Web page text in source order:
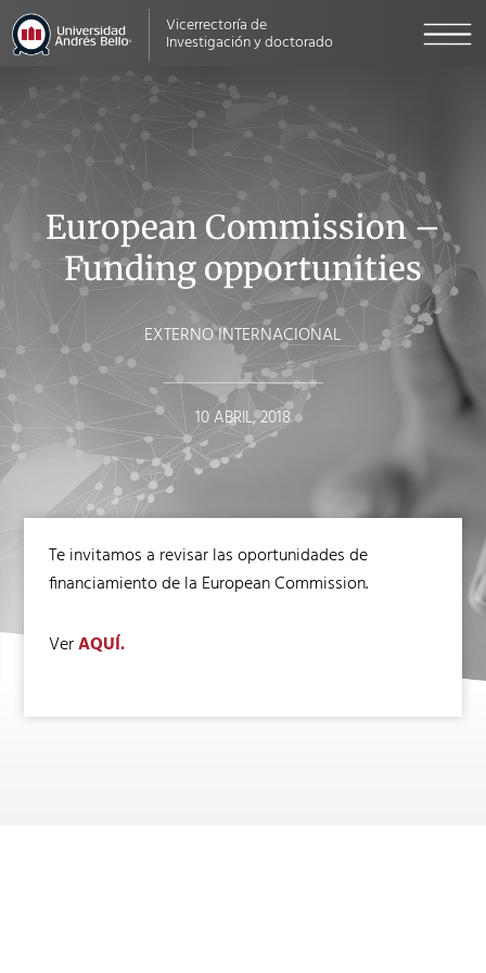
Vicerrectoría de
Investigación y doctorado
European Commission –
Funding opportunities
EXTERNO INTERNACIONAL
10 ABRIL, 2018
Te invitamos a revisar las oportunidades de
financiamiento de la European Commission.
VerAQUÍ.